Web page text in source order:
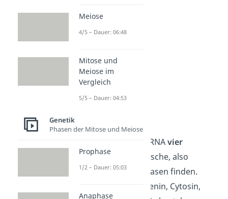
RNA Basen
Du kannst bei einer RNAvier
verschiedene organische, also
kohlenstoffhaltige Basen finden.
Diese Basen sind Adenin, Cytosin,
Meiose
4/5 – Dauer: 06:48
Mitose und
Meiose im
Vergleich
5/5 – Dauer: 04:53
Genetik
Phasen der Mitose und Meiose
Prophase
1/2 – Dauer: 05:03
Anaphase